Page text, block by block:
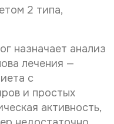
2 типа,
назначает анализ
лечения —
с
и простых
активность,